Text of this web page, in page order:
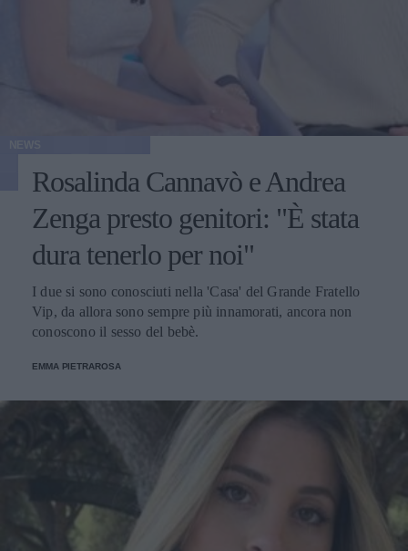
Rosalinda Cannavò e Andrea
Zenga presto genitori: "È stata
dura tenerlo per noi"
I due si sono conosciuti nella 'Casa' del Grande Fratello
Vip, da allora sono sempre più innamorati, ancora non
conoscono il sesso del bebè.
EMMA PIETRAROSA